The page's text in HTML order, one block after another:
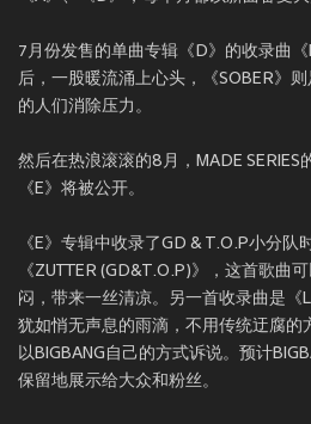
7月份发售的单曲专辑《D》的收录曲
后，一股暖流涌上心头，《SOBER》
的人们消除压力。
然后在热浪滚滚的8月，MADE
《E》将被公开。
《E》专辑中收录了GD & T.O.P小分队
《ZUTTER (GD&T.O.P)》，这首歌曲
闷，带来一丝清凉。另一首收录曲是
犹如悄无声息的雨滴，不用传统迂腐的
以BIGBANG自己的方式诉说。预计
保留地展示给大众和粉丝。